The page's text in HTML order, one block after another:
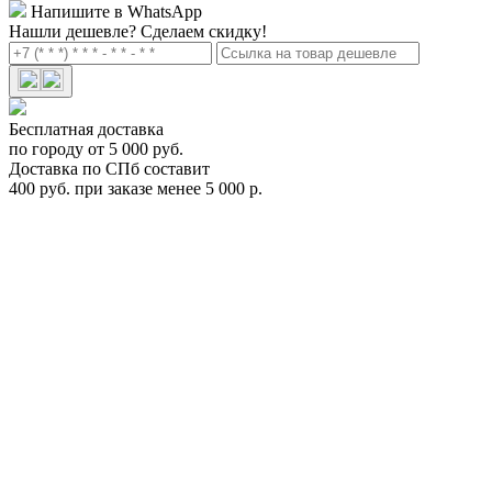
Напишите в WhatsApp
Нашли дешевле? Сделаем скидку!
Бесплатная доставка
по городу от 5 000 руб.
Доставка по СПб составит
400 руб. при заказе менее 5 000 р.